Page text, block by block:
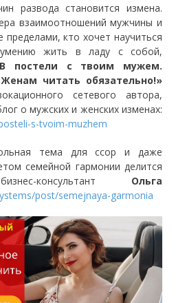
развода становится измена.
взаимоотношений мужчины и
кто хочет научиться
жить в ладу с собой,
постели с твоим мужем.
читать обязательно!»
сетевого автора,
о мужских и женских изменах:
s-tvoim-muzhem
тема для ссор и даже
семейной гармонии делится
консультант Ольга
post/semejnaya-garmonia